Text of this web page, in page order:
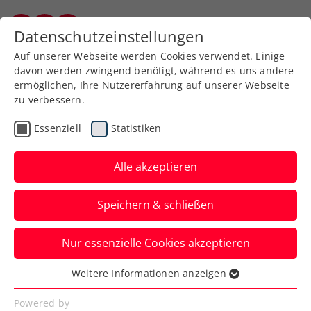
Zurück zur Newsübersicht
Turniere
Hipfl und Lederer zeigen
im Doppel auf
Österreichs Juniorinnen und Junioren
dürfen sich über gute Ergebnisse auf
internationaler Ebene freuen.
Verfasst von: Stefan Pletzer, 19.02.2024
Datenschutzeinstellungen
Auf unserer Webseite werden Cookies verwendet. Einige
davon werden zwingend benötigt, während es uns andere
ermöglichen, Ihre Nutzererfahrung auf unserer Webseite
zu verbessern.
Essenziell Statistiken
Alle akzeptieren
Speichern & schließen
Nur essenzielle Cookies akzeptieren
Essenziell
Essenzielle Cookies werden für grundlegende
Weitere Informationen anzeigen
Powered by